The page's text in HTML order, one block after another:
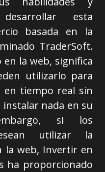
esta
basada en la
TraderSoft.
en la web, significa
utilizarlo para
en tiempo real sin
nada en su
si los
utilizar la
la web, Invertir en
ha proporcionado